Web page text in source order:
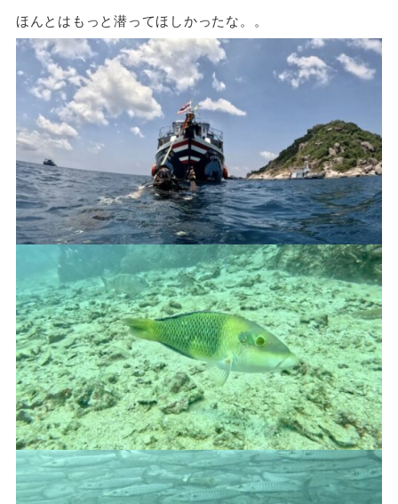
ほんとはもっと潜ってほしかったな。。